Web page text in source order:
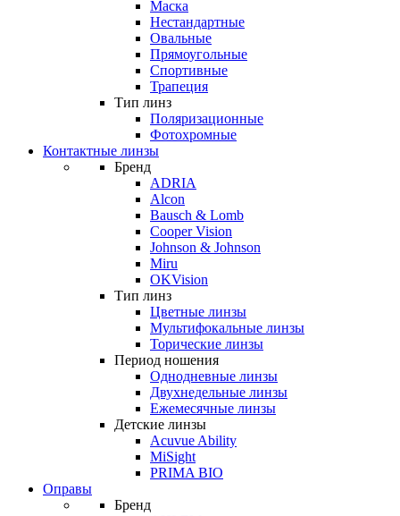
Маска
Нестандартные
Овальные
Прямоугольные
Спортивные
Трапеция
Тип линз
Поляризационные
Фотохромные
Контактные линзы
Бренд
ADRIA
Alcon
Bausch & Lomb
Cooper Vision
Johnson & Johnson
Miru
OKVision
Тип линз
Цветные линзы
Мультифокальные линзы
Торические линзы
Период ношения
Однодневные линзы
Двухнедельные линзы
Ежемесячные линзы
Детские линзы
Acuvue Ability
MiSight
PRIMA BIO
Оправы
Бренд